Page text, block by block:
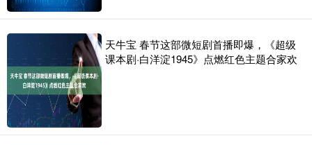
天牛宝 春节这部微短剧首播即爆，《超级
课本剧·白洋淀1945》点燃红色主题合家欢